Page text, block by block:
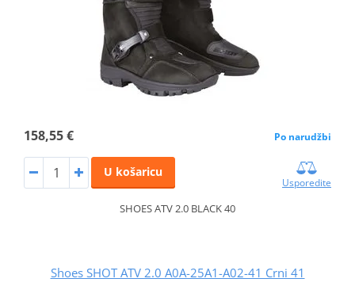
158,55 € Po narudžbi
U košaricu
Usporedite
SHOES ATV 2.0 BLACK 40
Shoes SHOT ATV 2.0 A0A-25A1-A02-41 Crni 41